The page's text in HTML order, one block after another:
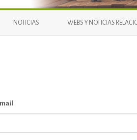
NOTICIAS WEBS Y NOTICIAS